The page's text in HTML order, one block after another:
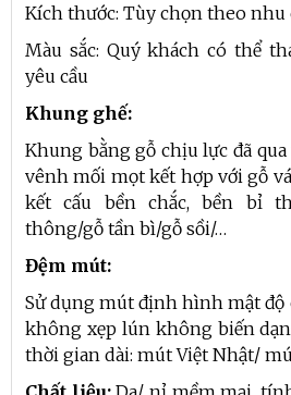
Kích thước: Tùy chọn theo nhu
Màu sắc: Quý khách có thể
yêu cầu
Khung ghế:
Khung bằng gỗ chịu lực đã
vênh mối mọt kết hợp với gỗ
kết cấu bền chắc, bền bỉ
thông/gỗ tần bì/gỗ sồi/…
Đệm mút:
Sử dụng mút định hình mật độ
không xẹp lún không biến
thời gian dài: mút Việt Nhật/